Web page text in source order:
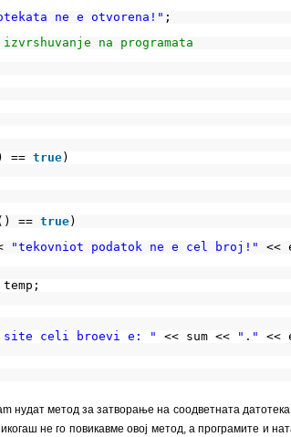
ne e otvorena!" ;
na programata
== true)
== true)
"tekovniot podatok ne e cel broj!"
<<
temp;
site celi broevi e: " << sum << "."
<<
нудат метод за затворање на соодветната датотека
не го повикавме овој метод, a програмите и